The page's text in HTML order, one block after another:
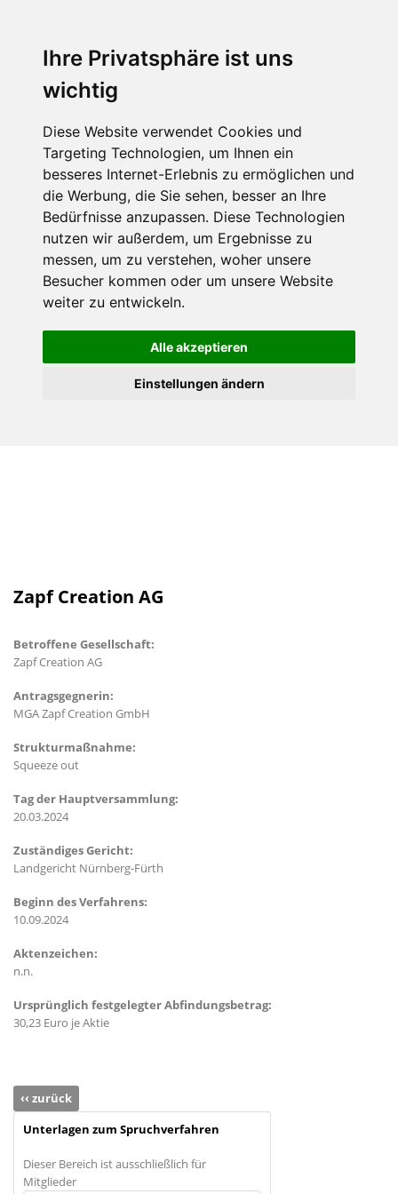
Ihre Privatsphäre ist uns
wichtig
Diese Website verwendet Cookies und
Targeting Technologien, um Ihnen ein
besseres Internet-Erlebnis zu ermöglichen und
die Werbung, die Sie sehen, besser an Ihre
Bedürfnisse anzupassen. Diese Technologien
nutzen wir außerdem, um Ergebnisse zu
messen, um zu verstehen, woher unsere
Besucher kommen oder um unsere Website
weiter zu entwickeln.
Alle akzeptieren
Einstellungen ändern
Zapf Creation AG
Betroffene Gesellschaft:
Zapf Creation AG
Antragsgegnerin:
MGA Zapf Creation GmbH
Strukturmaßnahme:
Squeeze out
Tag der Hauptversammlung:
20.03.2024
Zuständiges Gericht:
Landgericht Nürnberg-Fürth
Beginn des Verfahrens:
10.09.2024
Aktenzeichen:
n.n.
Ursprünglich festgelegter Abfindungsbetrag:
30,23 Euro je Aktie
‹‹ zurück
Unterlagen zum Spruchverfahren
Dieser Bereich ist ausschließlich für
Mitglieder